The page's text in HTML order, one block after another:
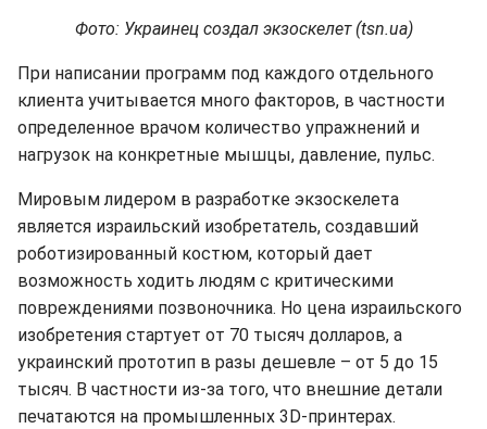
Фото: Украинец создал экзоскелет (tsn.ua)
При написании программ под каждого отдельного
клиента учитывается много факторов, в частности
определенное врачом количество упражнений и
нагрузок на конкретные мышцы, давление, пульс.
Мировым лидером в разработке экзоскелета
является израильский изобретатель, создавший
роботизированный костюм, который дает
возможность ходить людям с критическими
повреждениями позвоночника. Но цена израильского
изобретения стартует от 70 тысяч долларов, а
украинский прототип в разы дешевле – от 5 до 15
тысяч. В частности из-за того, что внешние детали
печатаются на промышленных 3D-принтерах.